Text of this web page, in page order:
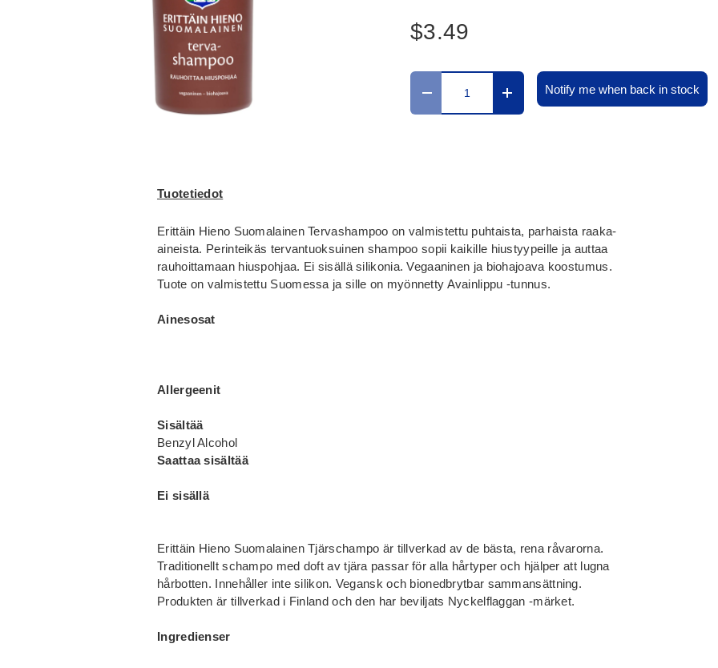
$3.49
Määrä
Translation missing: fi.cart.items.decrease_quantity
Translation missing:
Notify me when back in stock
Tuotetiedot
Erittäin Hieno Suomalainen Tervashampoo on valmistettu puhtaista, parhaista raaka-
aineista. Perinteikäs tervantuoksuinen shampoo sopii kaikille hiustyypeille ja auttaa
rauhoittamaan hiuspohjaa. Ei sisällä silikonia. Vegaaninen ja biohajoava koostumus.
Tuote on valmistettu Suomessa ja sille on myönnetty Avainlippu -tunnus.
Ainesosat
Allergeenit
Sisältää
Benzyl Alcohol
Saattaa sisältää
Ei sisällä
Erittäin Hieno Suomalainen Tjärschampo är tillverkad av de bästa, rena råvarorna.
Traditionellt schampo med doft av tjära passar för alla hårtyper och hjälper att lugna
hårbotten. Innehåller inte silikon. Vegansk och bionedbrytbar sammansättning.
Produkten är tillverkad i Finland och den har beviljats Nyckelflaggan -märket.
Ingredienser